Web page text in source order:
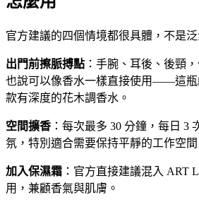
官方建議的四個情境都很具體，不是泛
出門前擦脈搏點 ：手腕、耳後、後頸
也說可以像香水一樣直接使用——這瓶
款有深度的花木調香水。
空間擴香 ：每次最多 30 分鐘，每日 3
氛，特別適合需要保持平靜的工作空間
加入保濕霜 ：官方直接建議混入 ART
用，兼顧香氣與肌膚。